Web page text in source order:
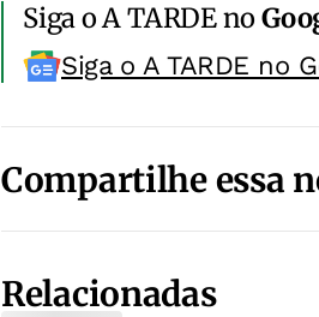
Siga o A TARDE no
Siga o A TARDE no
Compartilhe essa
Relacionadas